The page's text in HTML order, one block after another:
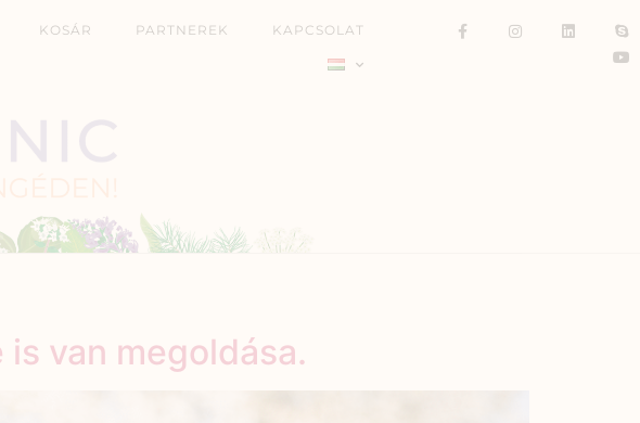
KOSÁR PARTNEREK KAPCSOLAT
van megoldása.